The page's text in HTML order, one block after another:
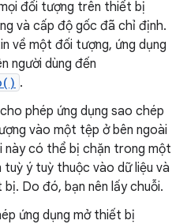
đối tượng trên thiết bị
và cấp độ gốc đã chỉ định.
về một đối tượng, ứng dụng
người dùng đến
.
cho phép ứng dụng sao chép
vào một tệp ở bên ngoài
này có thể bị chặn trong một
tuỳ ý tuỳ thuộc vào dữ liệu và
Do đó, bạn nên lấy chuỗi.
ứng dụng mở thiết bị